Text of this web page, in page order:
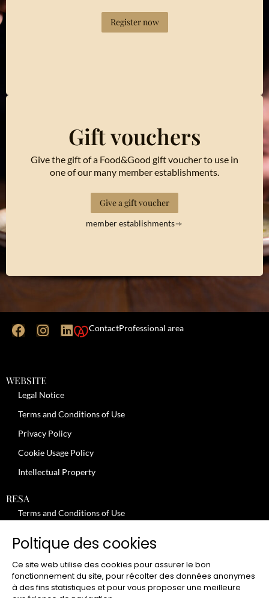
Register now
Gift vouchers
Give the gift of a Food&Good gift voucher to use in
one of our many member establishments.
Give a gift voucher
member establishments
ContactProfessional area
WEBSITE
Legal Notice
Terms and Conditions of Use
Privacy Policy
Cookie Usage Policy
Intellectual Property
RESA
Terms and Conditions of Use
Review moderation policy
General Terms and Conditions for the Provision of Services
Terms and Conditions of Sale
Poltique des cookies
Ce site web utilise des cookies pour assurer le bon
fonctionnement du site, pour récolter des données anonymes
à des fins statistiques et pour vous proposer une meilleure